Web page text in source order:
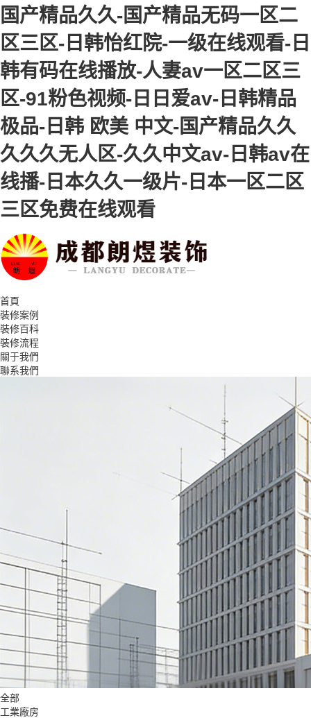
国产精品久久-国产精品无码一区二
区三区-日韩怡红院-一级在线观看-日
韩有码在线播放-人妻av一区二区三
区-91粉色视频-日日爱av-日韩精品
极品-日韩 欧美 中文-国产精品久久
久久久无人区-久久中文av-日韩av在
线播-日本久久一级片-日本一区二区
三区免费在线观看
首頁
裝修案例
裝修百科
裝修流程
關于我們
聯系我們
全部
工業廠房